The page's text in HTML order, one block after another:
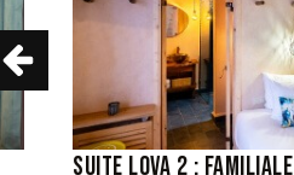
Suite Lova 2 : familiale